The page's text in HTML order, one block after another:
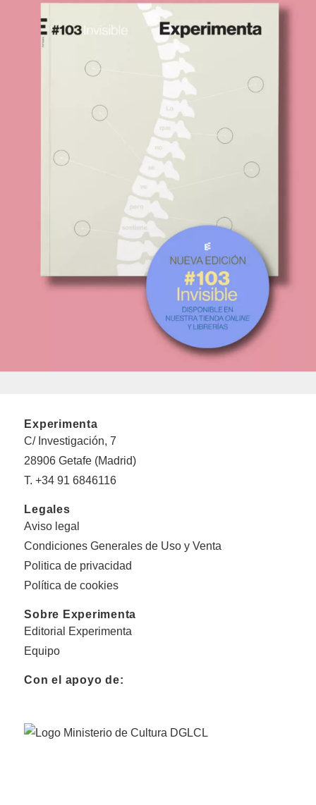
Experimenta
C/ Investigación, 7
28906 Getafe (Madrid)
T. +34 91 6846116
Legales
Aviso legal
Condiciones Generales de Uso y Venta
Politica de privacidad
Política de cookies
Sobre Experimenta
Editorial Experimenta
Equipo
Con el apoyo de: